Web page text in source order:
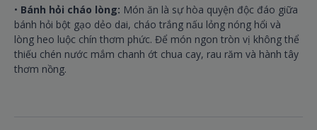
• Bánh hỏi cháo lòng: Món ăn là sự hòa quyện độc đáo giữa
bánh hỏi bột gạo dẻo dai, cháo trắng nấu lỏng nóng hổi và
lòng heo luộc chín thơm phức. Để món ngon tròn vị không thể
thiếu chén nước mắm chanh ớt chua cay, rau răm và hành tây
thơm nồng.